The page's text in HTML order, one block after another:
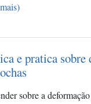
e pratica sobre
sobre a